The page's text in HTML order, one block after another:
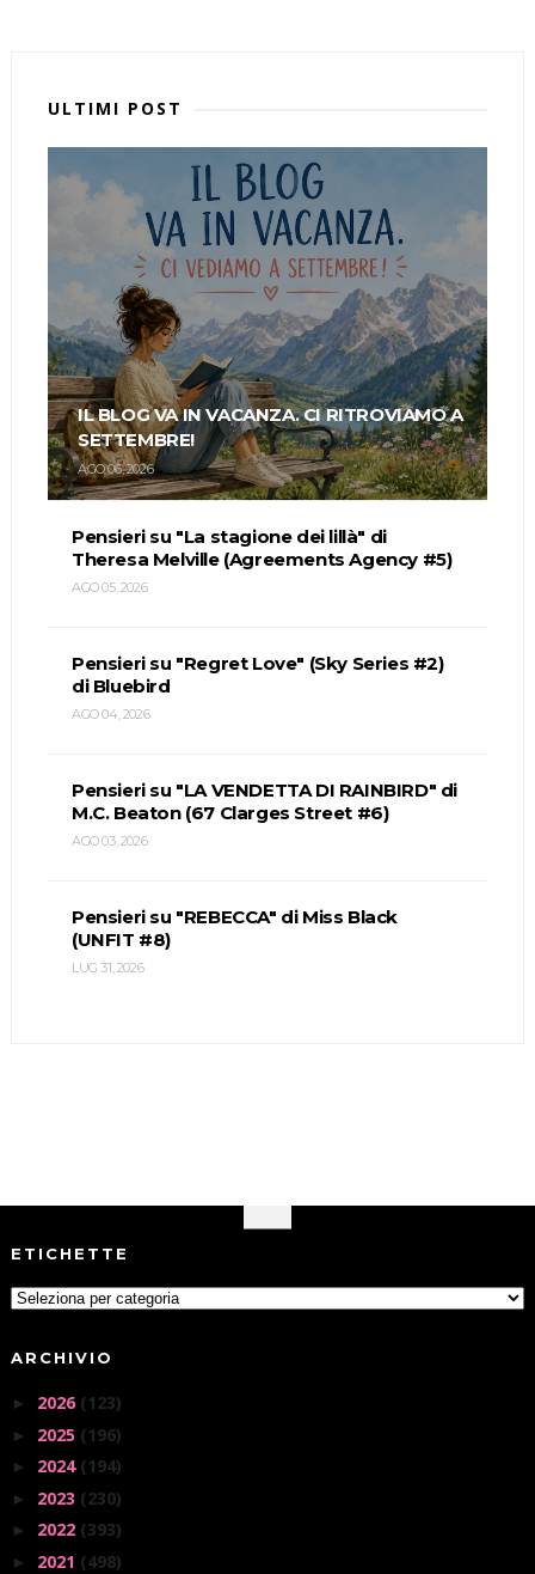
ULTIMI POST
IL BLOG VA IN VACANZA. CI RITROVIAMO A
SETTEMBRE!
AGO 06, 2026
Pensieri su "La stagione dei lillà" di
Theresa Melville (Agreements Agency #5)
AGO 05, 2026
Pensieri su "Regret Love" (Sky Series #2)
di Bluebird
AGO 04, 2026
Pensieri su "LA VENDETTA DI RAINBIRD" di
M.C. Beaton (67 Clarges Street #6)
AGO 03, 2026
Pensieri su "REBECCA" di Miss Black
(UNFIT #8)
LUG 31, 2026
ETICHETTE
ARCHIVIO
► 2026 (123)
► 2025 (196)
► 2024 (194)
► 2023 (230)
► 2022 (393)
► 2021 (498)